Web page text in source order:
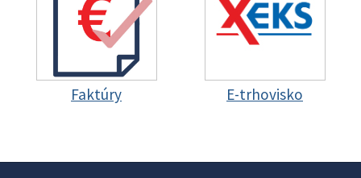
Faktúry E-trhovisko